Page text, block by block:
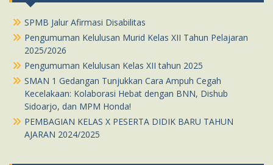
SPMB Jalur Afirmasi Disabilitas
Pengumuman Kelulusan Murid Kelas XII Tahun Pelajaran
2025/2026
Pengumuman Kelulusan Kelas XII tahun 2025
SMAN 1 Gedangan Tunjukkan Cara Ampuh Cegah
Kecelakaan: Kolaborasi Hebat dengan BNN, Dishub
Sidoarjo, dan MPM Honda!
PEMBAGIAN KELAS X PESERTA DIDIK BARU TAHUN
AJARAN 2024/2025